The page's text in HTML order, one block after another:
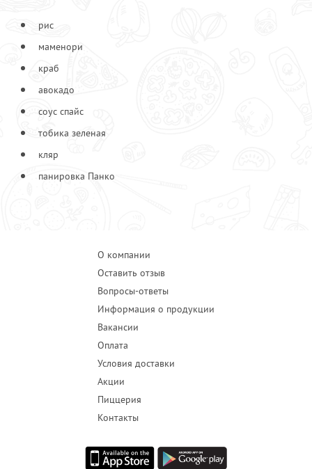
рис
маменори
краб
авокадо
соус спайс
тобика зеленая
кляр
панировка Панко
О компании
Оставить отзыв
Вопросы-ответы
Информация о продукции
Вакансии
Оплата
Условия доставки
Акции
Пиццерия
Контакты